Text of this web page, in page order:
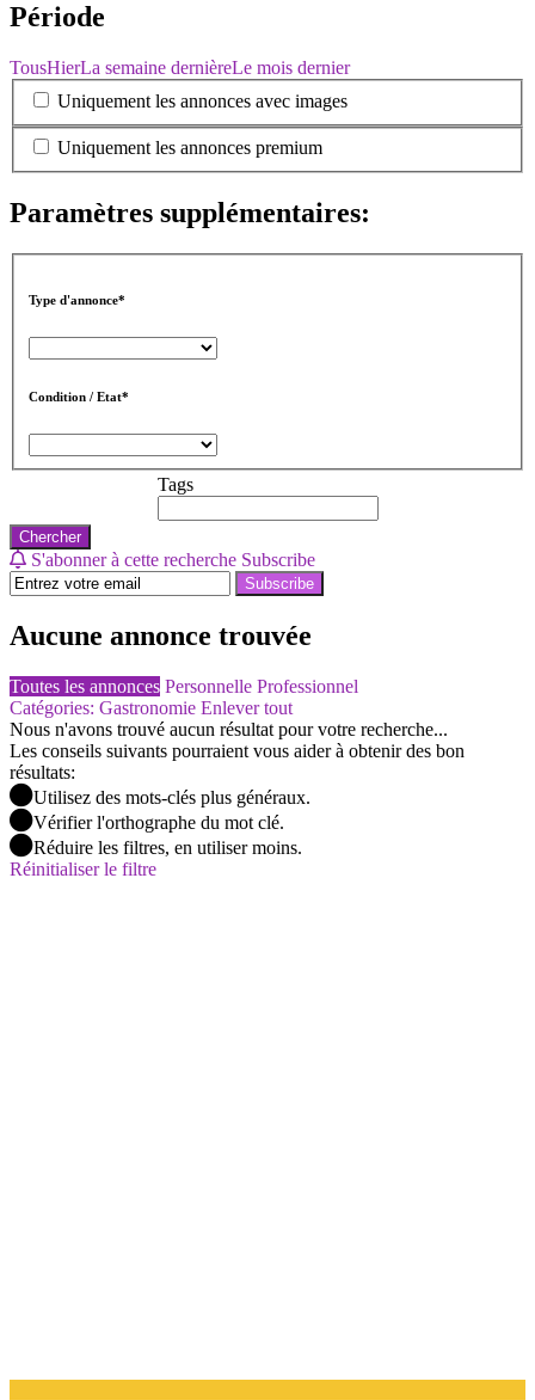
Période
TousHierLa semaine dernièreLe mois dernier
Uniquement les annonces avec images
Uniquement les annonces premium
Paramètres supplémentaires:
Type d'annonce*
Condition / Etat*
Tags
Chercher
S'abonner à cette recherche Subscribe
Subscribe
Aucune annonce trouvée
Toutes les annonces Personnelle Professionnel
Catégories: Gastronomie Enlever tout
Nous n'avons trouvé aucun résultat pour votre recherche...
Les conseils suivants pourraient vous aider à obtenir des bon
résultats:
Utilisez des mots-clés plus généraux.
Vérifier l'orthographe du mot clé.
Réduire les filtres, en utiliser moins.
Réinitialiser le filtre